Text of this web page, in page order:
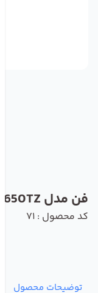
فن مدل 4650TZ برند ebmpapst
کد محصول : 71
توضیحات محصول